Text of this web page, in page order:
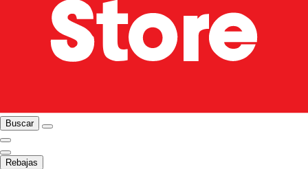
Buscar
Rebajas